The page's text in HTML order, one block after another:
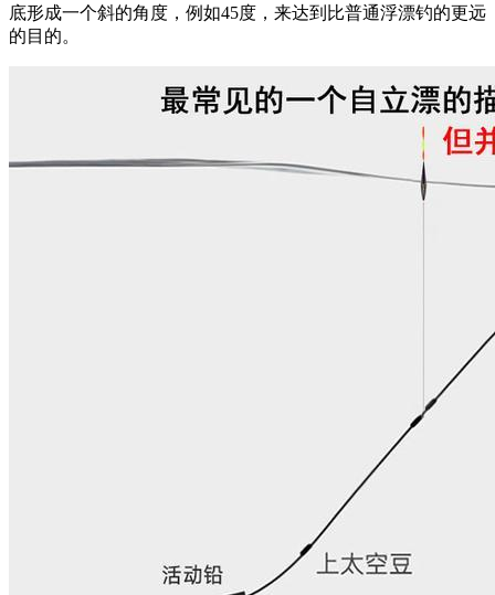
底形成一个斜的角度，例如45度，来达到比普通浮漂钓的更远
的目的。